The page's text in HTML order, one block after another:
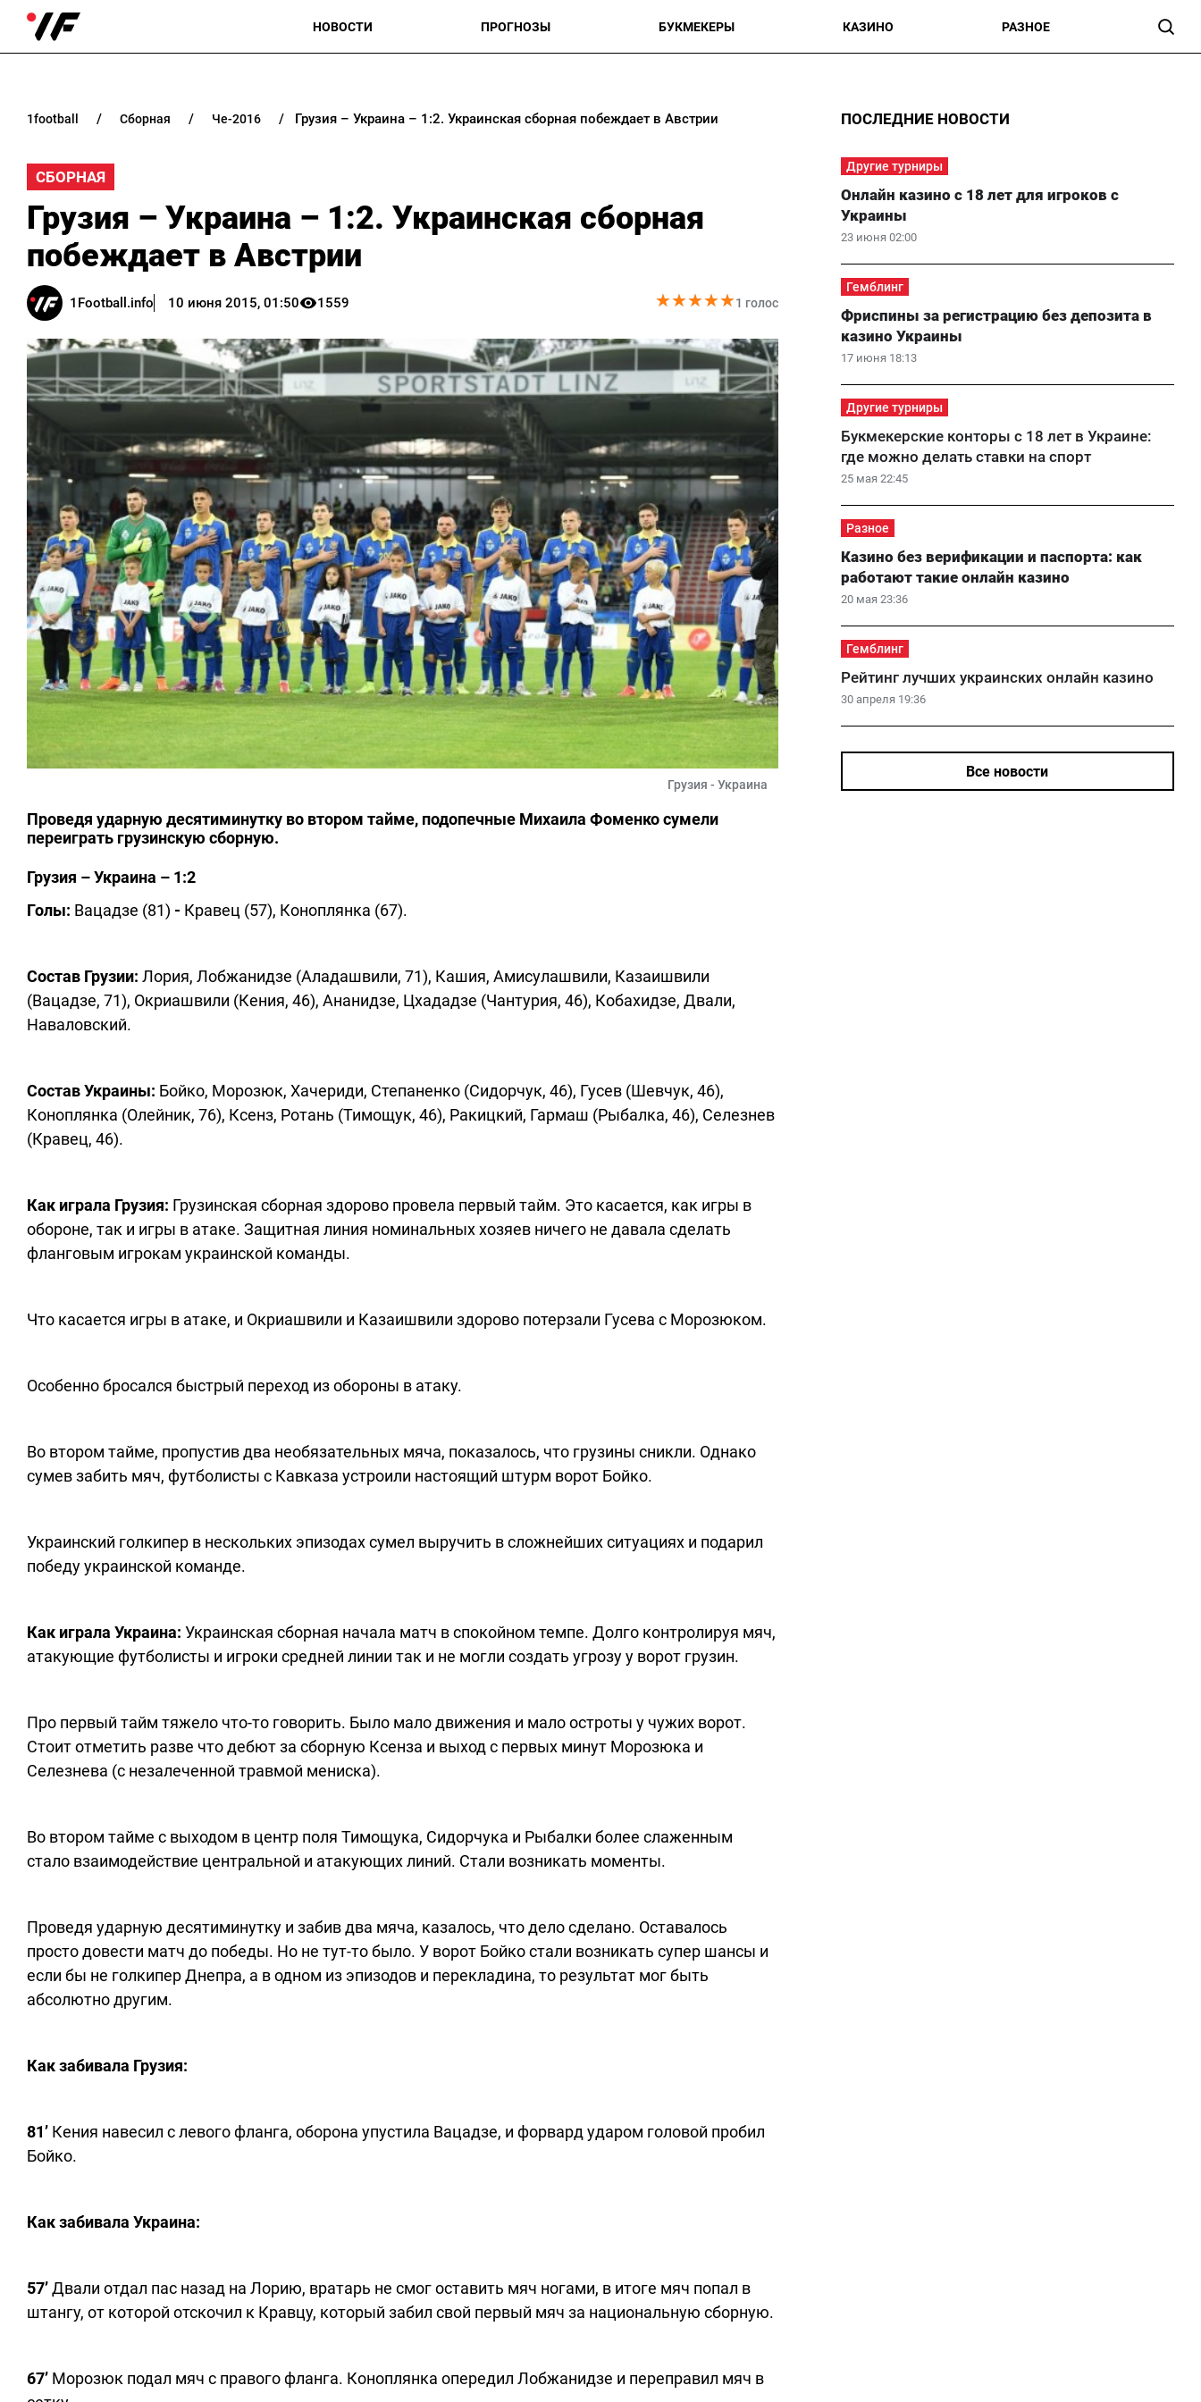
НОВОСТИ ПРОГНОЗЫ БУКМЕКЕРЫ КАЗИНО РАЗНОЕ
1football сборная че-2016 Грузия – Украина – 1:2. Украинская сборная побеждает в Австрии
СБОРНАЯ
Грузия – Украина – 1:2. Украинская сборная
побеждает в Австрии
1Football.info 10 июня 2015, 01:50 1559 ★★★★★
★★★★★1 голос
Грузия - Украина
Проведя ударную десятиминутку во втором тайме, подопечные Михаила Фоменко сумели
переиграть грузинскую сборную.
Грузия – Украина – 1:2
Голы: Вацадзе (81) - Кравец (57), Коноплянка (67).
Состав Грузии: Лория, Лобжанидзе (Аладашвили, 71), Кашия, Амисулашвили, Казаишвили
(Вацадзе, 71), Окриашвили (Кения, 46), Ананидзе, Цхададзе (Чантурия, 46), Кобахидзе, Двали,
Наваловский.
Состав Украины: Бойко, Морозюк, Хачериди, Степаненко (Сидорчук, 46), Гусев (Шевчук, 46),
Коноплянка (Олейник, 76), Ксенз, Ротань (Тимощук, 46), Ракицкий, Гармаш (Рыбалка, 46), Селезнев
(Кравец, 46).
Как играла Грузия: Грузинская сборная здорово провела первый тайм. Это касается, как игры в
обороне, так и игры в атаке. Защитная линия номинальных хозяев ничего не давала сделать
фланговым игрокам украинской команды.
Что касается игры в атаке, и Окриашвили и Казаишвили здорово потерзали Гусева с Морозюком.
Особенно бросался быстрый переход из обороны в атаку.
Во втором тайме, пропустив два необязательных мяча, показалось, что грузины сникли. Однако
сумев забить мяч, футболисты с Кавказа устроили настоящий штурм ворот Бойко.
Украинский голкипер в нескольких эпизодах сумел выручить в сложнейших ситуациях и подарил
победу украинской команде.
Как играла Украина: Украинская сборная начала матч в спокойном темпе. Долго контролируя мяч,
атакующие футболисты и игроки средней линии так и не могли создать угрозу у ворот грузин.
Про первый тайм тяжело что-то говорить. Было мало движения и мало остроты у чужих ворот.
Стоит отметить разве что дебют за сборную Ксенза и выход с первых минут Морозюка и
Селезнева (с незалеченной травмой мениска).
Во втором тайме с выходом в центр поля Тимощука, Сидорчука и Рыбалки более слаженным
стало взаимодействие центральной и атакующих линий. Стали возникать моменты.
Проведя ударную десятиминутку и забив два мяча, казалось, что дело сделано. Оставалось
просто довести матч до победы. Но не тут-то было. У ворот Бойко стали возникать супер шансы и
если бы не голкипер Днепра, а в одном из эпизодов и перекладина, то результат мог быть
абсолютно другим.
Как забивала Грузия:
81’ Кения навесил с левого фланга, оборона упустила Вацадзе, и форвард ударом головой пробил
Бойко.
Как забивала Украина:
57’Двали отдал пас назад на Лорию, вратарь не смог оставить мяч ногами, в итоге мяч попал в
штангу, от которой отскочил к Кравцу, который забил свой первый мяч за национальную сборную.
67’ Морозюк подал мяч с правого фланга. Коноплянка опередил Лобжанидзе и переправил мяч в
ПОСЛЕДНИЕ НОВОСТИ
Другие турниры
23 июня 02:00
Онлайн казино с 18 лет для игроков с
Украины
Гемблинг
17 июня 18:13
Фриспины за регистрацию без депозита в
казино Украины
Другие турниры
25 мая 22:45
Букмекерские конторы с 18 лет в Украине:
где можно делать ставки на спорт
Разное
20 мая 23:36
Казино без верификации и паспорта: как
работают такие онлайн казино
Гемблинг
30 апреля 19:36
Рейтинг лучших украинских онлайн казино
Все новости